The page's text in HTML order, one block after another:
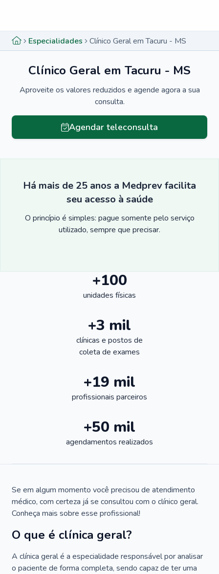
Especialidades Clínico Geral em Tacuru - MS
Clínico Geral em Tacuru - MS
Aproveite os valores reduzidos e agende agora a sua
consulta.
Agendar teleconsulta
Há mais de 25 anos a Medprev facilita
seu acesso à saúde
O princípio é simples: pague somente pelo serviço
utilizado, sempre que precisar.
+100
unidades físicas
+3 mil
clínicas e postos de
coleta de exames
+19 mil
profissionais parceiros
+50 mil
agendamentos realizados
Se em algum momento você precisou de atendimento
médico, com certeza já se consultou com o clínico geral.
Conheça mais sobre esse profissional!
O que é clínica geral?
A clínica geral é a especialidade responsável por analisar
o paciente de forma completa, sendo capaz de ter uma